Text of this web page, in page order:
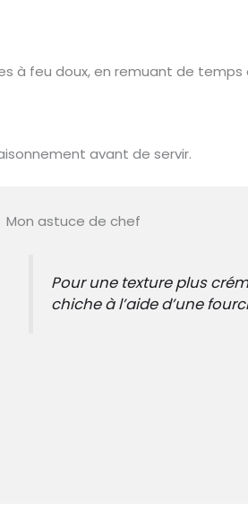
à feu doux, en remuant de temps
avant de servir.
Mon astuce de chef
Pour une texture plus
chiche à l’aide d’une